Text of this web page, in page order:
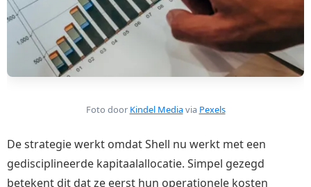
Foto door Kindel Mediavia Pexels
De strategie werkt omdat Shell nu werkt met een
gedisciplineerde kapitaalallocatie. Simpel gezegd
betekent dit dat ze eerst hun operationele kosten